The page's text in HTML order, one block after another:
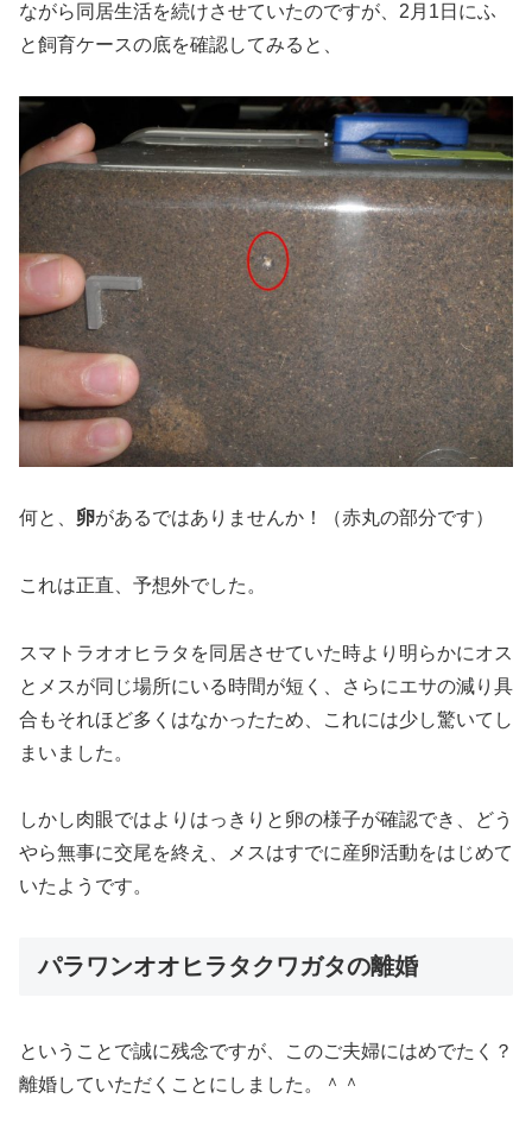
ながら同居生活を続けさせていたのですが、2月1日にふ
と飼育ケースの底を確認してみると、
何と、 卵があるではありませんか！（赤丸の部分です）
これは正直、予想外でした。
スマトラオオヒラタを同居させていた時より明らかにオス
とメスが同じ場所にいる時間が短く、さらにエサの減り具
合もそれほど多くはなかったため、これには少し驚いてし
まいました。
しかし肉眼ではよりはっきりと卵の様子が確認でき、どう
やら無事に交尾を終え、メスはすでに産卵活動をはじめて
いたようです。
パラワンオオヒラタクワガタの離婚
ということで誠に残念ですが、このご夫婦にはめでたく？
離婚していただくことにしました。＾＾